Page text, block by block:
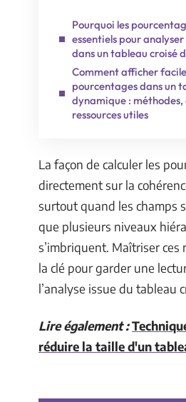
Pourquoi les
essentiels pour analyser
dans un tableau croisé
Comment afficher
pourcentages dans un
dynamique : méthodes,
ressources utiles
La façon de calculer les
directement sur la
surtout quand les champs
que plusieurs niveaux
s’imbriquent. Maîtriser ces
la clé pour garder une
l’analyse issue du tableau
Lire également :
réduire la taille d'un